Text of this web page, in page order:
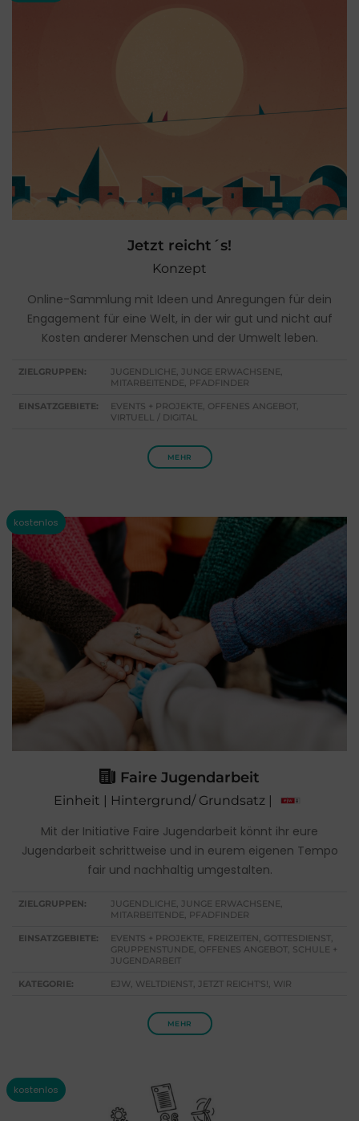
Jetzt reicht´s!
Konzept
Online-Sammlung mit Ideen und Anregungen für dein
Engagement für eine Welt, in der wir gut und nicht auf
Kosten anderer Menschen und der Umwelt leben.
ZIELGRUPPEN:
JUGENDLICHE, JUNGE ERWACHSENE,
MITARBEITENDE, PFADFINDER
EINSATZGEBIETE:
EVENTS + PROJEKTE, OFFENES ANGEBOT,
VIRTUELL / DIGITAL
MEHR
Faire Jugendarbeit
Einheit | Hintergrund/ Grundsatz |
Mit der Initiative Faire Jugendarbeit könnt ihr eure
Jugendarbeit schrittweise und in eurem eigenen Tempo
fair und nachhaltig umgestalten.
ZIELGRUPPEN:
JUGENDLICHE, JUNGE ERWACHSENE,
MITARBEITENDE, PFADFINDER
EINSATZGEBIETE:
EVENTS + PROJEKTE, FREIZEITEN, GOTTESDIENST,
GRUPPENSTUNDE, OFFENES ANGEBOT, SCHULE +
JUGENDARBEIT
KATEGORIE: EJW, WELTDIENST, JETZT REICHT'S!, WIR
MEHR